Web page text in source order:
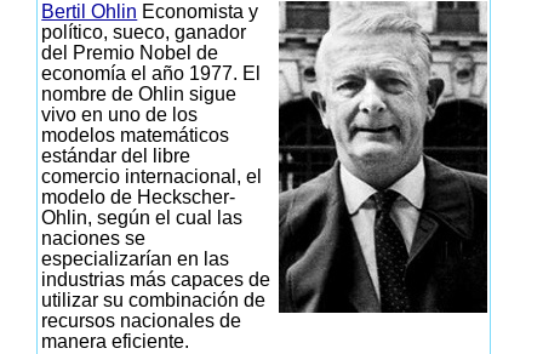
Bertil Ohlin Economista y
político, sueco, ganador
del Premio Nobel de
economía el año 1977. El
nombre de Ohlin sigue
vivo en uno de los
modelos matemáticos
estándar del libre
comercio internacional, el
modelo de Heckscher-
Ohlin, según el cual las
naciones se
especializarían en las
industrias más capaces de
utilizar su combinación de
recursos nacionales de
manera eficiente.